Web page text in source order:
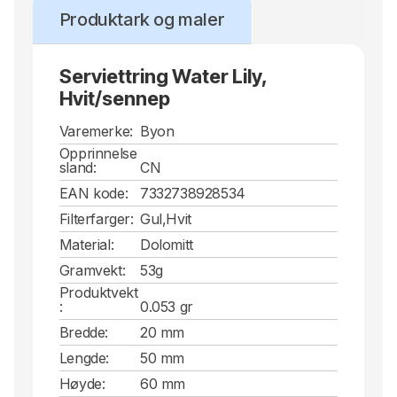
Produktark og maler
Serviettring Water Lily,
Hvit/sennep
Varemerke: Byon
Opprinnelse
sland:
CN
EAN kode:
7332738928534
Filterfarger: Gul,Hvit
Material:
Dolomitt
Gramvekt:
53g
Produktvekt
:
0.053 gr
Bredde:
20 mm
Lengde:
50 mm
Høyde:
60 mm